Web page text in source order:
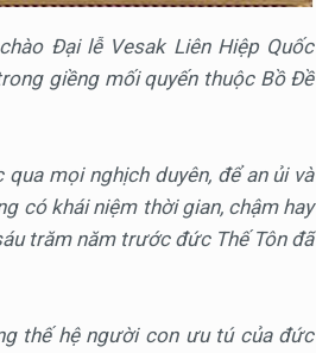
Đại lễ Vesak Liên Hiệp Quốc
giềng mối quyến thuộc Bồ Đề
mọi nghịch duyên, để an ủi và
có khái niệm thời gian, chậm hay
trăm năm trước đức Thế Tôn đã
thế hệ người con ưu tú của đức